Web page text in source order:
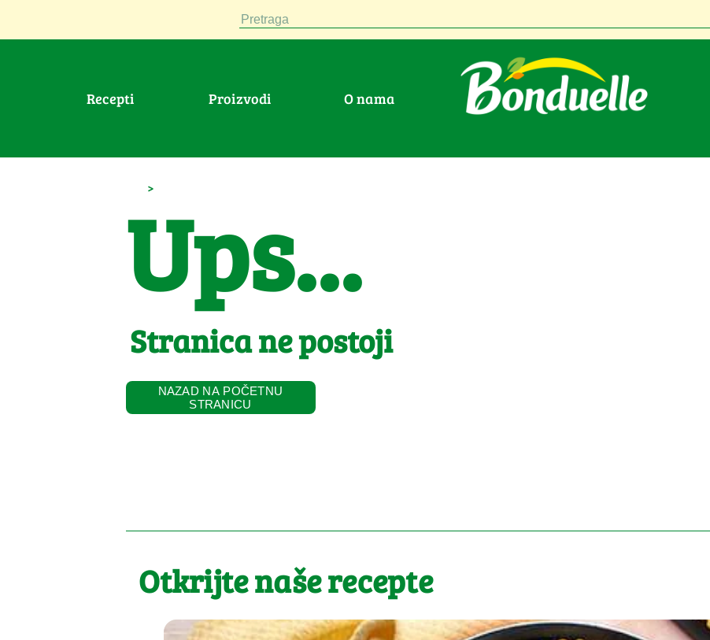
Pretraga
Recepti Proizvodi O nama
>
Ups...
Stranica ne postoji
NAZAD NA POČETNU
STRANICU
Otkrijte naše recepte